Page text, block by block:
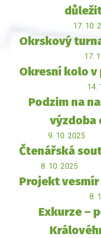
17. 10.
Okrskový
17.
Okresní kolo v
14.
Podzim na
výzdoba
9. 10. 2025
Čtenářská
8. 10. 2025
Projekt vesmír
8.
Exkurze –